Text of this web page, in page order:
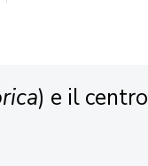
) e il